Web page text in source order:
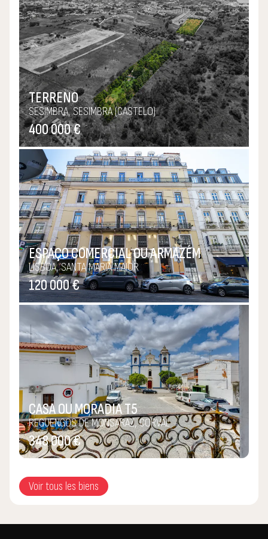
TERRENO
SESIMBRA, SESIMBRA (CASTELO)
400 000 €
ESPAÇO COMERCIAL OU ARMAZÉM
LISBOA, SANTA MARIA MAIOR
120 000 €
CASA OU MORADIA T5
REGUENGOS DE MONSARAZ, CORVAL
348 000 €
Voir tous les biens